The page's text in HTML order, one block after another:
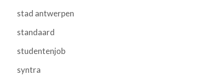
stad antwerpen
standaard
studentenjob
syntra